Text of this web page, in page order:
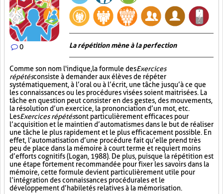
0 La répétition mène à la perfection
Comme son nom l'indique, la formule desExercices
répétésconsiste à demander aux élèves de répéter
systématiquement, à l’oral ou à l’écrit, une tâche jusqu’à ce que
les connaissances ou les procédures visées soient maitrisées. La
tâche en question peut consister en des gestes, des mouvements,
la résolution d’un exercice, la prononciation d’un mot, etc.
LesExercices répétéssont particulièrement efficaces pour
l’acquisition et le maintien d’automatismes dans le but de réaliser
une tâche le plus rapidement et le plus efficacement possible. En
effet, l’automatisation d’une procédure fait qu’elle prend très
peu de place dans la mémoire à court terme et requiert moins
d’efforts cognitifs (Logan, 1988). De plus, puisque la répétition est
une étape fortement recommandée pour fixer les savoirs dans la
mémoire, cette formule devient particulièrement utile pour
l’intégration des connaissances procédurales et le
développement d’habiletés relatives à la mémorisation.